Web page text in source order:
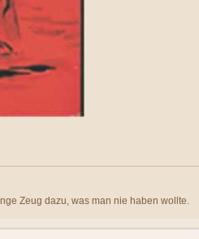
Zeug dazu, was man nie haben wollte.